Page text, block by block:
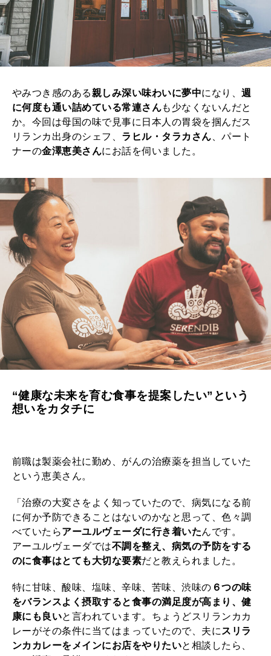
やみつき感のある親しみ深い味わいに夢中になり、週
に何度も通い詰めている常連さんも少なくないんだと
か。今回は母国の味で見事に日本人の胃袋を掴んだス
リランカ出身のシェフ、 ラヒル・タラカさん 、パート
ナーの金澤恵美さんにお話を伺いました。
“健康な未来を育む食事を提案したい”という
想いをカタチに
前職は製薬会社に勤め、がんの治療薬を担当していた
という恵美さん。
「治療の大変さをよく知っていたので、病気になる前
に何か予防できることはないのかなと思って、色々調
べていたらアーユルヴェーダに行き着いたんです。
アーユルヴェーダでは不調を整え、病気の予防をする
のに食事はとても大切な要素だと教えられました。
特に甘味、酸味、塩味、辛味、苦味、渋味の ６つの味
をバランスよく摂取すると食事の満足度が高まり、健
康にも良いと言われています。ちょうどスリランカカ
レーがその条件に当てはまっていたので、夫に スリラ
ンカカレーをメインにお店をやりたいと相談したら、